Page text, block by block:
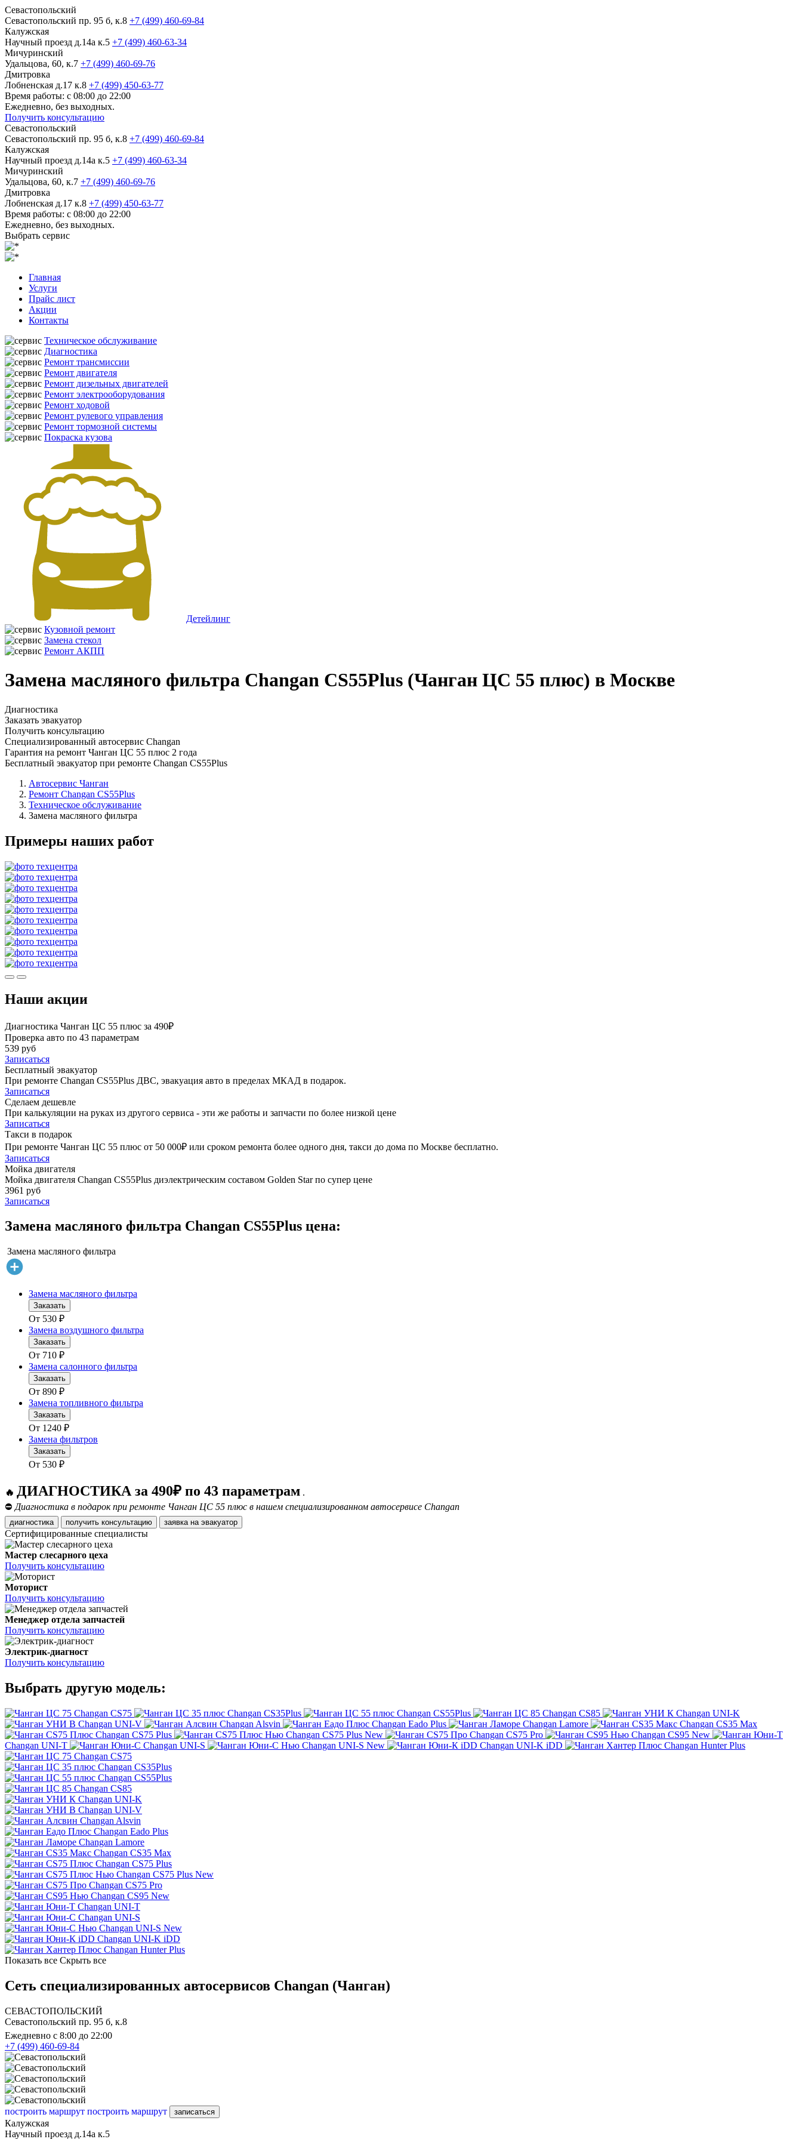
Севастопольский
Севастопольский пр. 95 б, к.8 +7 (499) 460-69-84
Калужская
Научный проезд д.14а к.5 +7 (499) 460-63-34
Мичуринский
Удальцова, 60, к.7 +7 (499) 460-69-76
Дмитровка
Лобненская д.17 к.8 +7 (499) 450-63-77
Время работы: с 08:00 до 22:00
Ежедневно, без выходных.
Получить консультацию
Севастопольский
Севастопольский пр. 95 б, к.8 +7 (499) 460-69-84
Калужская
Научный проезд д.14а к.5 +7 (499) 460-63-34
Мичуринский
Удальцова, 60, к.7 +7 (499) 460-69-76
Дмитровка
Лобненская д.17 к.8 +7 (499) 450-63-77
Время работы: с 08:00 до 22:00
Ежедневно, без выходных.
Выбрать сервис
Главная
Услуги
Прайс лист
Акции
Контакты
Техническое обслуживание
Диагностика
Ремонт трансмиссии
Ремонт двигателя
Ремонт дизельных двигателей
Ремонт электрооборудования
Ремонт ходовой
Ремонт рулевого управления
Ремонт тормозной системы
Покраска кузова
Детейлинг
Кузовной ремонт
Замена стекол
Ремонт АКПП
Замена масляного фильтра Changan CS55Plus (Чанган ЦС 55 плюс) в Москве
Диагностика
Заказать эвакуатор
Получить консультацию
Специализированный автосервис Changan
Гарантия на ремонт Чанган ЦС 55 плюс 2 года
Бесплатный эвакуатор при ремонте Changan CS55Plus
Автосервис Чанган
Ремонт Changan CS55Plus
Техническое обслуживание
Замена масляного фильтра
Примеры наших работ
Наши акции
Диагностика Чанган ЦС 55 плюс за 490₽
Проверка авто по 43 параметрам
539 руб
Записаться
Бесплатный эвакуатор
При ремонте Changan CS55Plus ДВС, эвакуация авто в пределах МКАД в подарок.
Записаться
Сделаем дешевле
При калькуляции на руках из другого сервиса - эти же работы и запчасти по более низкой цене
Записаться
Такси в подарок
При ремонте Чанган ЦС 55 плюс от 50 000₽ или сроком ремонта более одного дня, такси до дома по Москве бесплатно.
Записаться
Мойка двигателя
Мойка двигателя Changan CS55Plus диэлектрическим составом Golden Star по супер цене
3961 руб
Записаться
Замена масляного фильтра Changan CS55Plus цена:
Замена масляного фильтра
Замена масляного фильтра
Заказать
От 530 ₽
Замена воздушного фильтра
Заказать
От 710 ₽
Замена салонного фильтра
Заказать
От 890 ₽
Замена топливного фильтра
Заказать
От 1240 ₽
Замена фильтров
Заказать
От 530 ₽
🔥 ДИАГНОСТИКА за 490₽ по 43 параметрам .
⛔ Диагностика в подарок при ремонте Чанган ЦС 55 плюс в нашем специализированном автосервисе Changan
диагностика получить консультацию заявка на эвакуатор
Сертифицированные специалисты
Мастер слесарного цеха
Получить консультацию
Моторист
Получить консультацию
Менеджер отдела запчастей
Получить консультацию
Электрик-диагност
Получить консультацию
Выбрать другую модель:
Changan CS75 Changan CS35Plus Changan CS55Plus Changan CS85
Changan UNI-K
Changan UNI-V
Changan Alsvin Changan Eado Plus Changan Lamore
Changan CS35 Max
Changan CS75 Plus
Changan CS75 Plus New Changan CS75 Pro
Changan CS95 New
Changan UNI-T
Changan UNI-S Changan UNI-S New Changan UNI-K iDD
Changan Hunter Plus
Changan CS75
Changan CS35Plus
Changan CS55Plus
Changan CS85
Changan UNI-K
Changan UNI-V
Changan Alsvin
Changan Eado Plus
Changan Lamore
Changan CS35 Max
Changan CS75 Plus
Changan CS75 Plus New
Changan CS75 Pro
Changan CS95 New
Changan UNI-T
Changan UNI-S
Changan UNI-S New
Changan UNI-K iDD
Changan Hunter Plus
Показать все Скрыть все
Сеть специализированных автосервисов Changan (Чанган)
СЕВАСТОПОЛЬСКИЙ
Севастопольский пр. 95 б, к.8
Ежедневно с 8:00 до 22:00
+7 (499) 460-69-84
построить маршрут построить маршрут записаться
Калужская
Научный проезд д.14а к.5